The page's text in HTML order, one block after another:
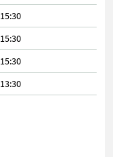
15:30
15:30
15:30
13:30